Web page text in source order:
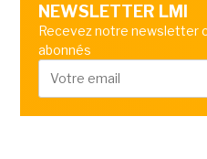
NEWSLETTER LMI
Recevez notre newsletter
abonnés